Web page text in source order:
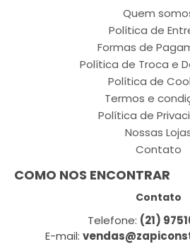
Quem
Política de
Formas de
Política de Troca e
Política de
Termos e
Política de
Nossas
Contato
COMO NOS ENCONTRAR
Contato
Telefone: (21)
E-mail: